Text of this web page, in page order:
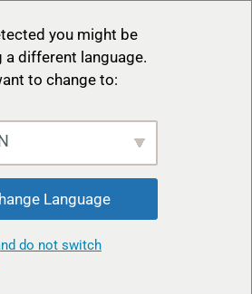
you might be
a different language.
to change to:
Language
do not switch